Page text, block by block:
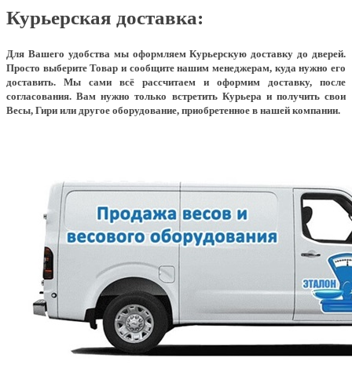
Курьерская доставка:
Для Вашего удобства мы оформляем Курьерскую доставку до дверей.
Просто выберите Товар и сообщите нашим менеджерам, куда нужно его
доставить. Мы сами всё рассчитаем и оформим доставку, после
согласования. Вам нужно только встретить Курьера и получить свои
Весы, Гири или другое оборудование, приобретенное в нашей компании.